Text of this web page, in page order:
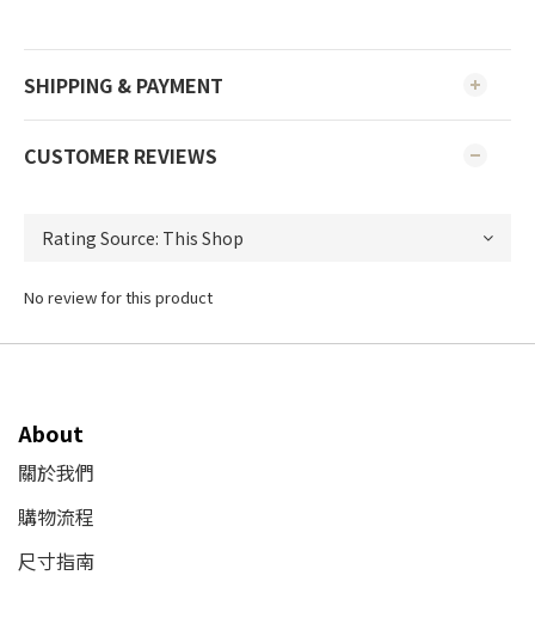
SHIPPING & PAYMENT
CUSTOMER REVIEWS
No review for this product
About
關於我們
購物流程
尺寸指南